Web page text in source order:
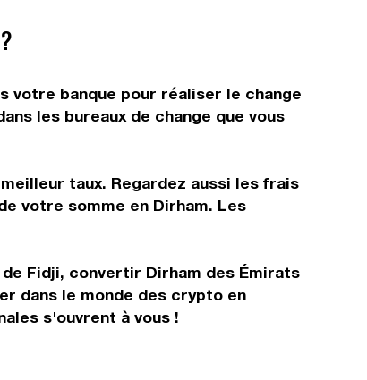
votre banque pour réaliser le change
les bureaux de change que vous
taux. Regardez aussi les frais
votre somme en Dirham. Les
Fidji, convertir Dirham des Émirats
dans le monde des crypto en
s'ouvrent à vous !